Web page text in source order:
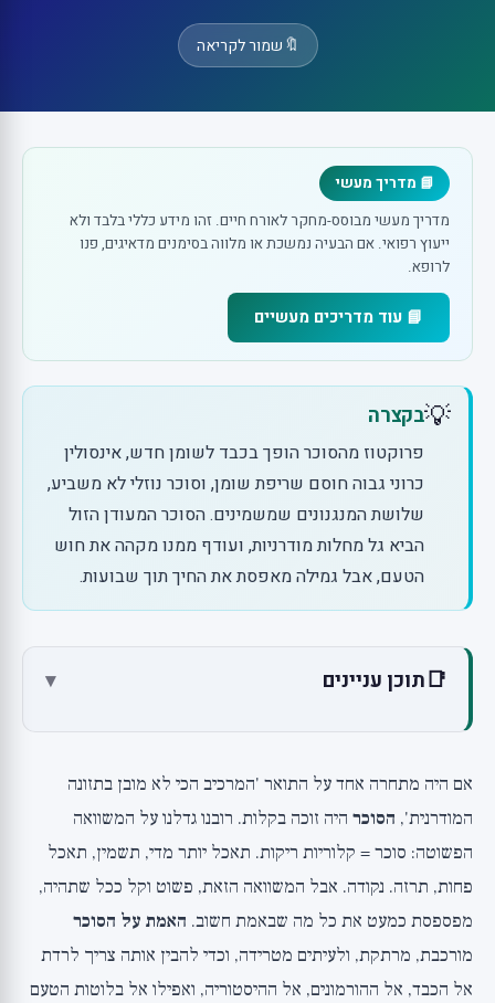
🔖שמור לקריאה
📘 מדריך מעשי
מדריך מעשי מבוסס-מחקר לאורח חיים. זהו מידע כללי בלבד ולא
ייעוץ רפואי. אם הבעיה נמשכת או מלווה בסימנים מדאיגים, פנו
לרופא.
📘 עוד מדריכים מעשיים
💡בקצרה
פרוקטוז מהסוכר הופך בכבד לשומן חדש, אינסולין
כרוני גבוה חוסם שריפת שומן, וסוכר נוזלי לא משביע,
שלושת המנגנונים שמשמינים. הסוכר המעודן הזול
הביא גל מחלות מודרניות, ועודף ממנו מקהה את חוש
הטעם, אבל גמילה מאפסת את החיך תוך שבועות.
📑תוכן עניינים ▾
איך סוכר באמת משמין: שלושה מנגנונים, לא רק
מנגנון 3: סוכר נוזלי לא משביע, ולכן קל לצרוך ממנו בלי
גבול
מחלות הציוויליזציה: מה הסוכר הביא לעולם
אם היה מתחרה אחד על התואר 'המרכיב הכי לא מובן בתזונה
המודרנית', הסוכר היה זוכה בקלות. רובנו גדלנו על המשוואה
הפשוטה: סוכר = קלוריות ריקות. תאכל יותר מדי, תשמין, תאכל
פחות, תרזה. נקודה. אבל המשוואה הזאת, פשוט וקל ככל שתהיה,
מפספסת כמעט את כל מה שבאמת חשוב. האמת על הסוכר
מורכבת, מרתקת, ולעיתים מטרידה, וכדי להבין אותה צריך לרדת
אל הכבד, אל ההורמונים, אל ההיסטוריה, ואפילו אל בלוטות הטעם